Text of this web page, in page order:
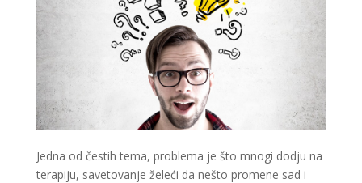
Jedna od čestih tema, problema je što mnogi dodju na
terapiju, savetovanje želeći da nešto promene sad i